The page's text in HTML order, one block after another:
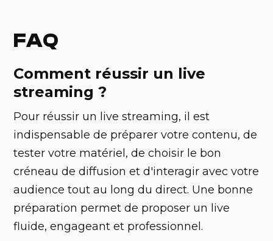
FAQ
Comment réussir un live
streaming ?
Pour réussir un live streaming, il est
indispensable de préparer votre contenu, de
tester votre matériel, de choisir le bon
créneau de diffusion et d'interagir avec votre
audience tout au long du direct. Une bonne
préparation permet de proposer un live
fluide, engageant et professionnel.